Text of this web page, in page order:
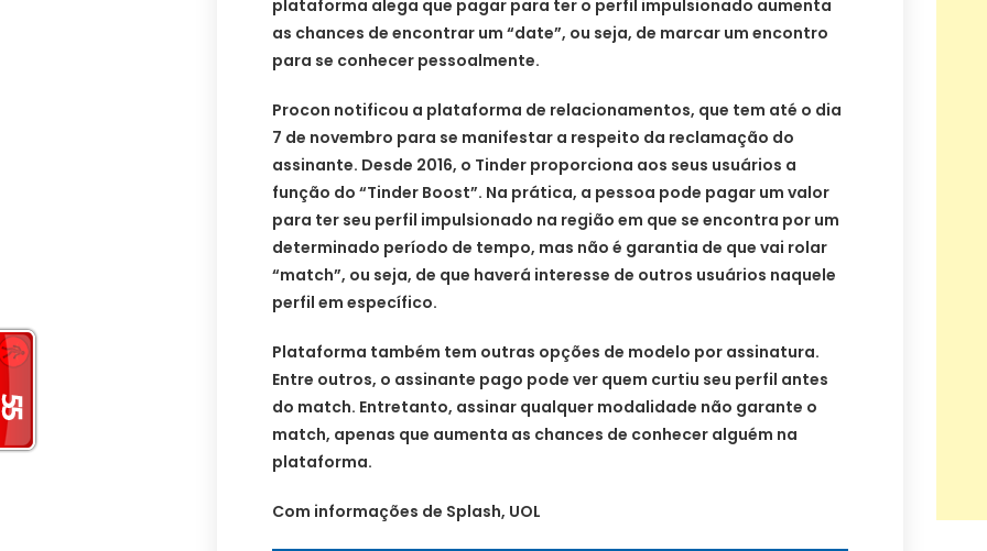
plataforma alega que pagar para ter o perfil impulsionado aumenta
as chances de encontrar um “date”, ou seja, de marcar um encontro
para se conhecer pessoalmente.
Procon notificou a plataforma de relacionamentos, que tem até o dia
7 de novembro para se manifestar a respeito da reclamação do
assinante. Desde 2016, o Tinder proporciona aos seus usuários a
função do “Tinder Boost”. Na prática, a pessoa pode pagar um valor
para ter seu perfil impulsionado na região em que se encontra por um
determinado período de tempo, mas não é garantia de que vai rolar
“match”, ou seja, de que haverá interesse de outros usuários naquele
perfil em específico.
Plataforma também tem outras opções de modelo por assinatura.
Entre outros, o assinante pago pode ver quem curtiu seu perfil antes
do match. Entretanto, assinar qualquer modalidade não garante o
match, apenas que aumenta as chances de conhecer alguém na
plataforma.
Com informações de Splash, UOL